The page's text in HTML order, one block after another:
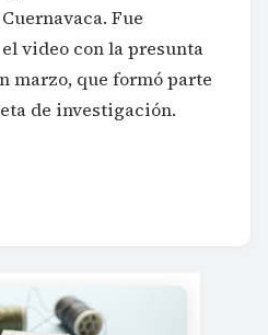
Fue
video con la presunta
marzo, que formó parte
de investigación.